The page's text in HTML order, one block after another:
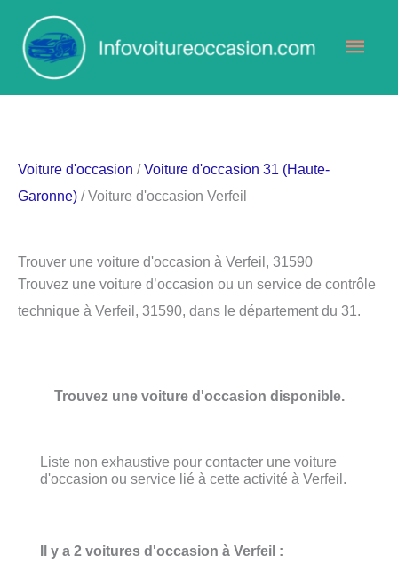
contenu
Voiture d'occasion /Voiture d'occasion 31 (Haute-
Garonne) / Voiture d'occasion Verfeil
Trouver une voiture d'occasion à Verfeil, 31590
Trouvez une voiture d’occasion ou un service de contrôle
technique à Verfeil, 31590, dans le département du 31.
Trouvez une voiture d'occasion disponible.
Liste non exhaustive pour contacter une voiture
d'occasion ou service lié à cette activité à Verfeil.
Il y a 2 voitures d'occasion à Verfeil :